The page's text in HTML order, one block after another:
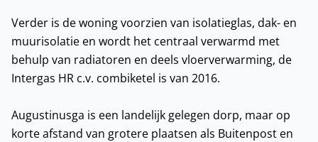
Verder is de woning voorzien van isolatieglas, dak- en
muurisolatie en wordt het centraal verwarmd met
behulp van radiatoren en deels vloerverwarming, de
Intergas HR c.v. combiketel is van 2016.
Augustinusga is een landelijk gelegen dorp, maar op
korte afstand van grotere plaatsen als Buitenpost en